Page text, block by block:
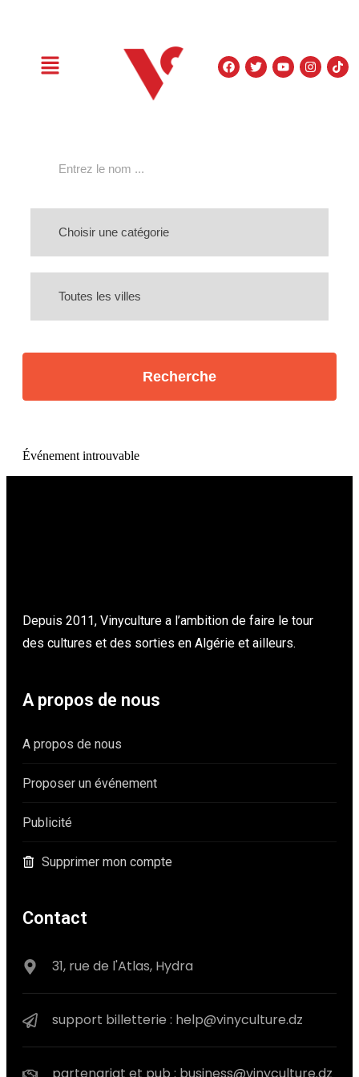
Événement introuvable
Depuis 2011, Vinyculture a l’ambition de faire le tour
des cultures et des sorties en Algérie et ailleurs.
A propos de nous
A propos de nous
Proposer un événement
Publicité
Supprimer mon compte
Contact
31, rue de l'Atlas, Hydra
support billetterie : help@vinyculture.dz